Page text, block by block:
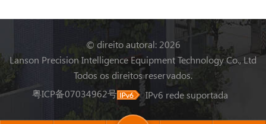
© direito autoral: 2026
Lanson Precision Intelligence Equipment Technology Co., Ltd
Todos os direitos reservados.
粤ICP备07034962号
IPv6 rede suportada